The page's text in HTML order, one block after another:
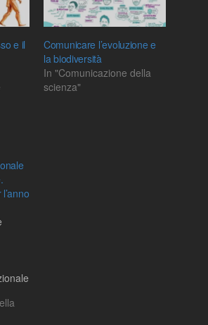
e il
Comunicare l’evoluzione e
la biodiversità
In "Comunicazione della
scienza"